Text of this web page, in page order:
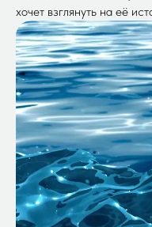
хочет взглянуть на её